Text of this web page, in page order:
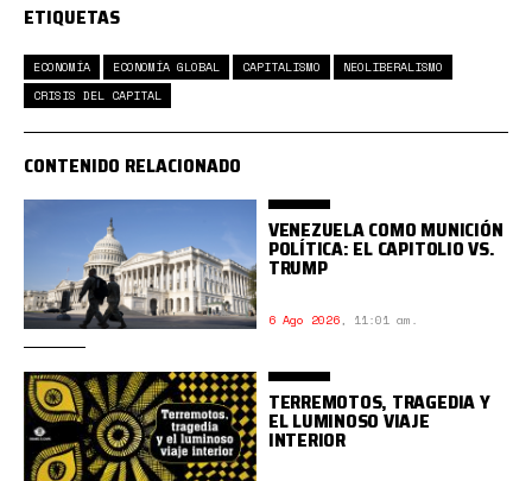
ETIQUETAS
ECONOMÍA ECONOMÍA GLOBAL CAPITALISMO
NEOLIBERALISMO
CRISIS DEL CAPITAL
CONTENIDO RELACIONADO
VENEZUELA COMO MUNICIÓN
POLÍTICA: EL CAPITOLIO VS.
TRUMP
6 Ago 2026, 11:01 am.
TERREMOTOS, TRAGEDIA Y
EL LUMINOSO VIAJE
INTERIOR